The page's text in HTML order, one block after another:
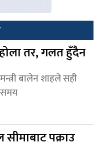
तर, गलत हुँदैन
बालेन शाहले सही
पक्राउ